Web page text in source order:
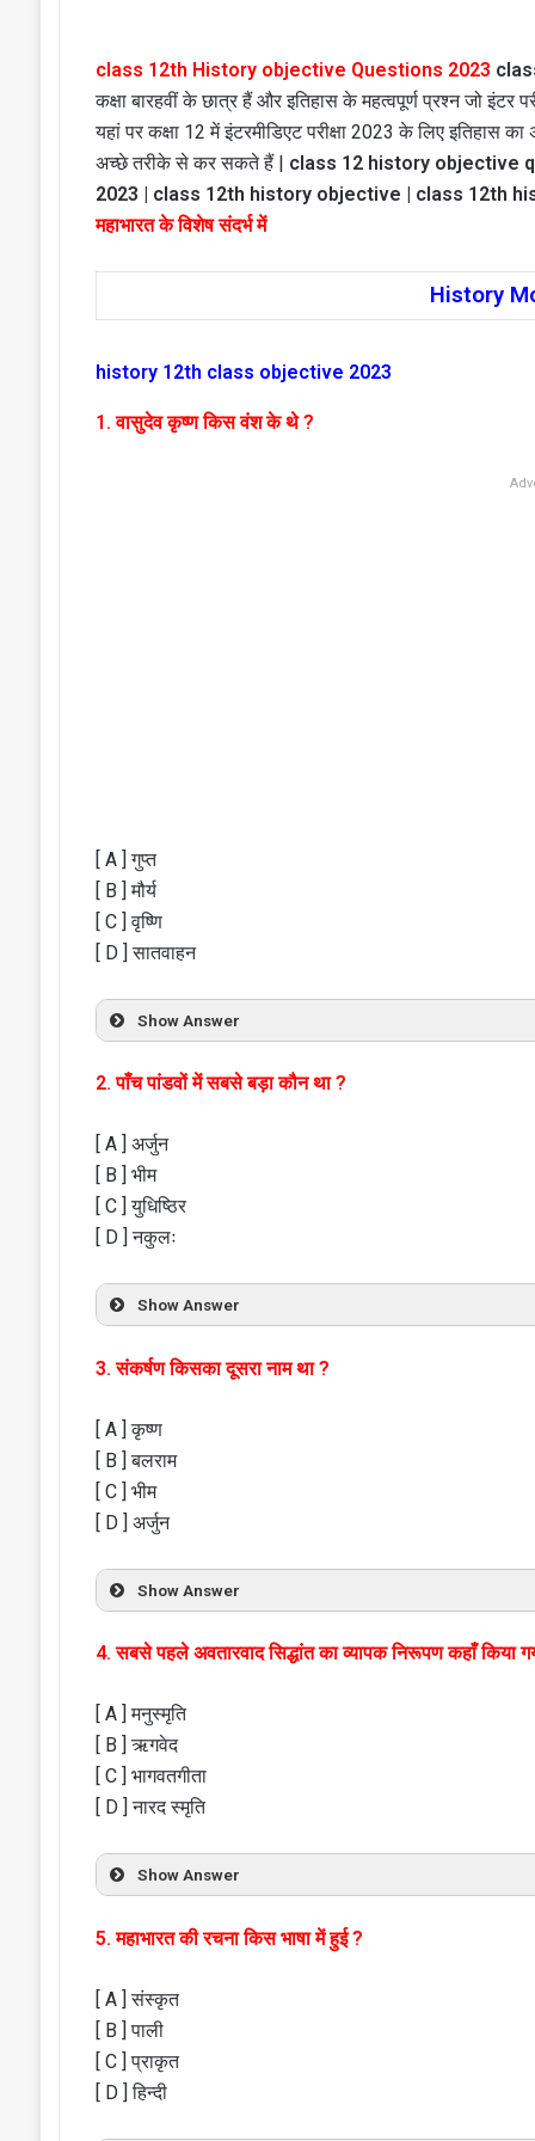
class 12th History objective Questions 2023
कक्षा बारहवीं के छात्र हैं और इतिहास के महत्वपूर्ण प्रश्न जो इंटर
यहां पर कक्षा 12 में इंटरमीडिएट परीक्षा 2023 के लिए इतिहास
अच्छे तरीके से कर सकते हैं | class 12 history objective
2023 | class 12th history objective | class 12th
महाभारत के विशेष संदर्भ में
History
history 12th class objective 2023
1. वासुदेव कृष्ण किस वंश के थे ?
[ A ] गुप्त
[ B ] मौर्य
[ C ] वृष्णि
[ D ] सातवाहन
Show Answer
2. पाँच पांडवों में सबसे बड़ा कौन था ?
[ A ] अर्जुन
[ B ] भीम
[ C ] युधिष्ठिर
[ D ] नकुलः
Show Answer
3. संकर्षण किसका दूसरा नाम था ?
[ A ] कृष्ण
[ B ] बलराम
[ C ] भीम
[ D ] अर्जुन
Show Answer
4. सबसे पहले अवतारवाद सिद्धांत का व्यापक निरूपण कहाँ किया
[ A ] मनुस्मृति
[ B ] ऋगवेद
[ C ] भागवतगीता
[ D ] नारद स्मृति
Show Answer
5. महाभारत की रचना किस भाषा में हुई ?
[ A ] संस्कृत
[ B ] पाली
[ C ] प्राकृत
[ D ] हिन्दी